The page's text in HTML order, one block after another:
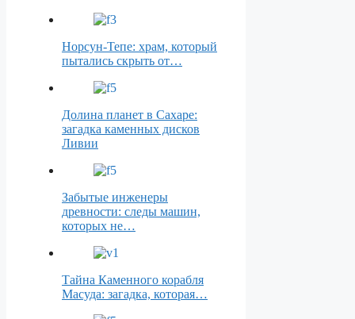
Норсун-Тепе: храм, который
пытались скрыть от…
Долина планет в Сахаре:
загадка каменных дисков
Ливии
Забытые инженеры
древности: следы машин,
которых не…
Тайна Каменного корабля
Масуда: загадка, которая…